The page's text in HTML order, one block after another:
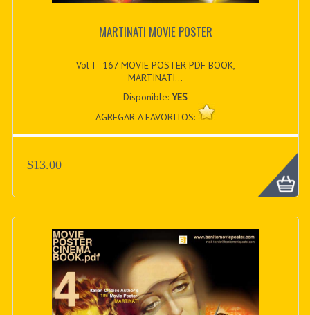
MARTINATI MOVIE POSTER
Vol I - 167 MOVIE POSTER PDF BOOK,
MARTINATI...
Disponible:YES
AGREGAR A FAVORITOS:
$13.00